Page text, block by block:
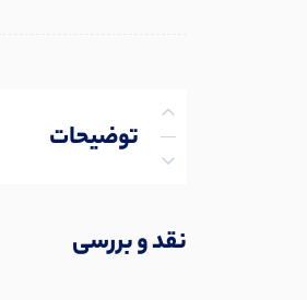
توضیحات
نظرات (0)
نقد و بررسی